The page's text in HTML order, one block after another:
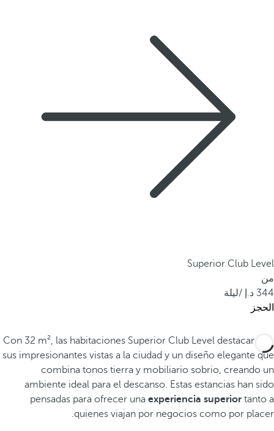
Superior Club Level
من
344
/ليلة
الحجز
Con 32 m², las habitaciones Superior Club Level destacan por
sus impresionantes vistas a la ciudad y un diseño elegante que
combina tonos tierra y mobiliario sobrio, creando un
ambiente ideal para el descanso. Estas estancias han sido
pensadas para ofrecer una experiencia superior tanto a
quienes viajan por negocios como por placer.